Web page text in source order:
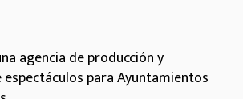
agencia de producción y
para Ayuntamientos